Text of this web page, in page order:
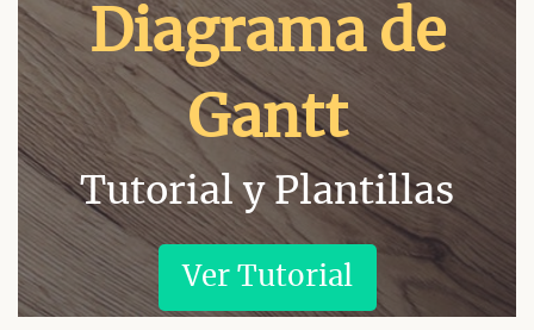
Diagrama de
Gantt
Tutorial y Plantillas
Ver Tutorial